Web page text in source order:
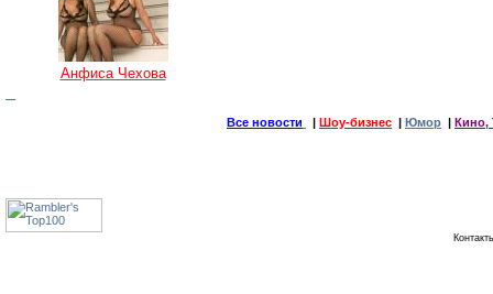
Анфиса Чехова
Все новости Шоу-бизнес Юмор Кино,